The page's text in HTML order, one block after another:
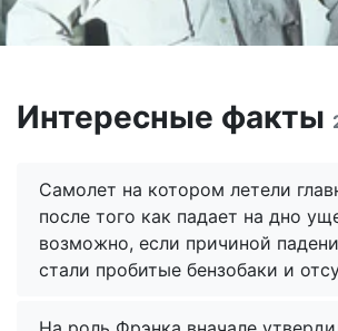
Интересные факты
Самолет на котором летели
после того как падает на дно
возможно, если причиной
стали пробитые бензобаки и